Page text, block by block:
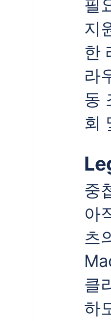
필
지
한
라
동
회
중
아
츠
클
하